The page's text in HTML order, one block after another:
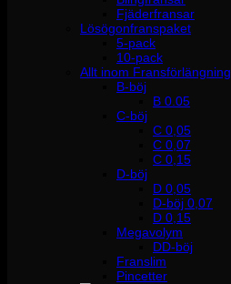
Fjäderfransar
Lösögonfranspaket
5-pack
10-pack
Allt inom Fransförlängning
B-böj
B 0.05
C-böj
C 0,05
C 0,07
C 0,15
D-böj
D 0,05
D-böj 0,07
D 0,15
Megavolym
DD-böj
Franslim
Pincetter